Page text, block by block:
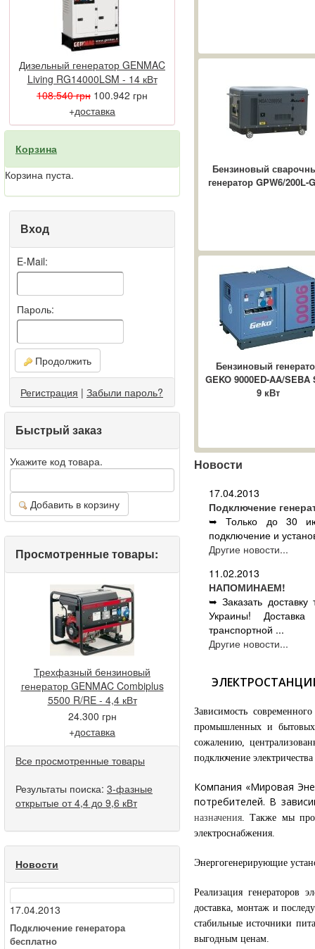
Самые частые
проблемные места в
сфере электроснабжения
Дизельные
электростанции в
современном мире
В современной жизни
ежедневно необходимо
бесперебойной
работоспособностью
энергозависимые
приборы, ...
Дизельный генератор GENMAC
Living RG14000LSM - 14 кВт
108.540 грн 100.942 грн
+доставка
Корзина
Корзина пуста.
Вход
E-Mail:
Пароль:
Продолжить
Регистрация | Забыли пароль?
Быстрый заказ
Укажите код товара.
Добавить в корзину
Просмотренные товары:
Трехфазный бензиновый
генератор GENMAC Combiplus
5500 R/RE - 4,4 кВт
24.300 грн
+доставка
Все просмотренные товары
Результаты поиска: 3-фазные
открытые от 4,4 до 9,6 кВт
Новости
17.04.2013
Подключение генератора
бесплатно
Бензиновый
генератор GPW6/200L-
Бензиновый
GEKO 9000ED-AA/SEBA
9 кВт
Новости
17.04.2013
Подключение
➥ Только до 30
подключение и
Другие новости...
11.02.2013
НАПОМИНАЕМ!
➥ Заказать
Украины!
транспортной ...
Другие новости...
Зависимость
промышленных и бытовых
сожалению,
подключение
Компания «Мировая
потребителей. В
назначения. Также мы
электроснабжения.
Энергогенерирующие
Реализация генераторов
доставка, монтаж и
стабильные источники
выгодным ценам.